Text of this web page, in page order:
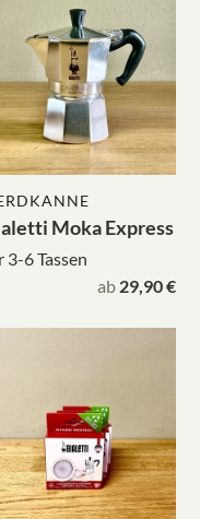
Moka Express
3-6 Tassen
ab 29,90 €